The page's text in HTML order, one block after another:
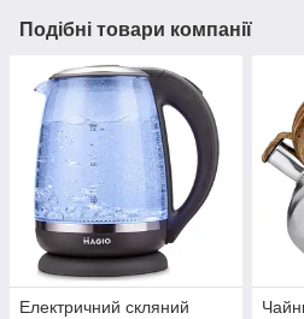
Подібні товари компанії
Електричний скляний